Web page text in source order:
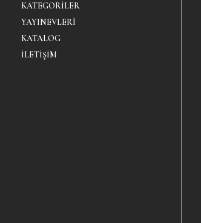
KATEGORILER
YAYINEVLERI
KATALOG
İLETIŞIM